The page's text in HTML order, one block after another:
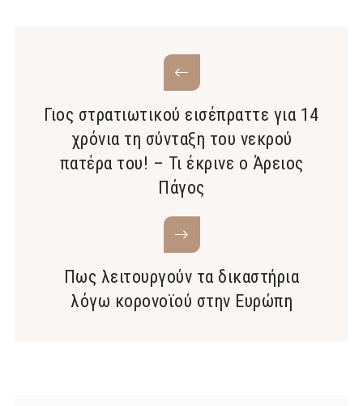
Γιος στρατιωτικού εισέπραττε για 14
χρόνια τη σύνταξη του νεκρού
πατέρα του! – Τι έκρινε ο Άρειος
Πάγος
Πως λειτουργούν τα δικαστήρια
λόγω κορονοϊού στην Ευρώπη